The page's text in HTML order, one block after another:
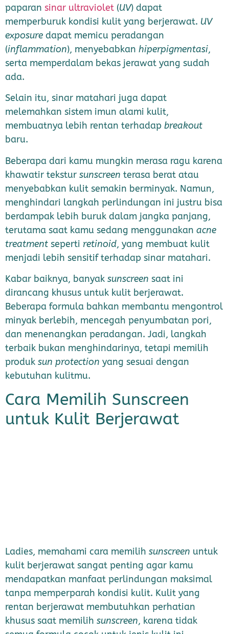
paparan sinar ultraviolet (UV) dapat
memperburuk kondisi kulit yang berjerawat. UV
exposure dapat memicu peradangan
(inflammation), menyebabkan hiperpigmentasi,
serta memperdalam bekas jerawat yang sudah
ada.
Selain itu, sinar matahari juga dapat
melemahkan sistem imun alami kulit,
membuatnya lebih rentan terhadap breakout
baru.
Beberapa dari kamu mungkin merasa ragu karena
khawatir tekstur sunscreen terasa berat atau
menyebabkan kulit semakin berminyak. Namun,
menghindari langkah perlindungan ini justru bisa
berdampak lebih buruk dalam jangka panjang,
terutama saat kamu sedang menggunakan acne
treatment seperti retinoid, yang membuat kulit
menjadi lebih sensitif terhadap sinar matahari.
Kabar baiknya, banyak sunscreen saat ini
dirancang khusus untuk kulit berjerawat.
Beberapa formula bahkan membantu mengontrol
minyak berlebih, mencegah penyumbatan pori,
dan menenangkan peradangan. Jadi, langkah
terbaik bukan menghindarinya, tetapi memilih
produk sun protection yang sesuai dengan
kebutuhan kulitmu.
Cara Memilih Sunscreen
untuk Kulit Berjerawat
Ladies, memahami cara memilih sunscreen untuk
kulit berjerawat sangat penting agar kamu
mendapatkan manfaat perlindungan maksimal
tanpa memperparah kondisi kulit. Kulit yang
rentan berjerawat membutuhkan perhatian
khusus saat memilih sunscreen, karena tidak